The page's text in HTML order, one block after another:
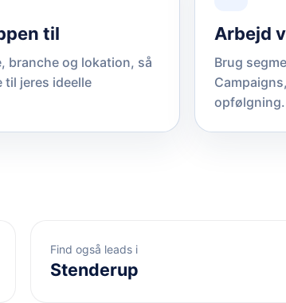
til
branche og lokation, så
til jeres ideelle
Arbejd
Brug
opfølgning.
Find også leads i
Stenderup